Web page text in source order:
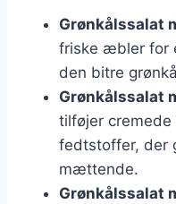
Grønkålssalat
friske æbler for
den bitre
Grønkålssalat
tilføjer
fedtstoffer, der
mættende.
Grønkålssalat